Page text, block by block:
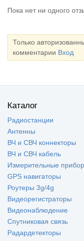
Пока нет ни одного
Только
комментарии Вход
Каталог
Радиостанции
Антенны
ВЧ и СВЧ коннекторы
ВЧ и СВЧ кабель
Измерительные
GPS навигаторы
Роутеры 3g/4g
Видеорегистраторы
Видеонаблюдение
Спутниковая связь
Радардетекторы